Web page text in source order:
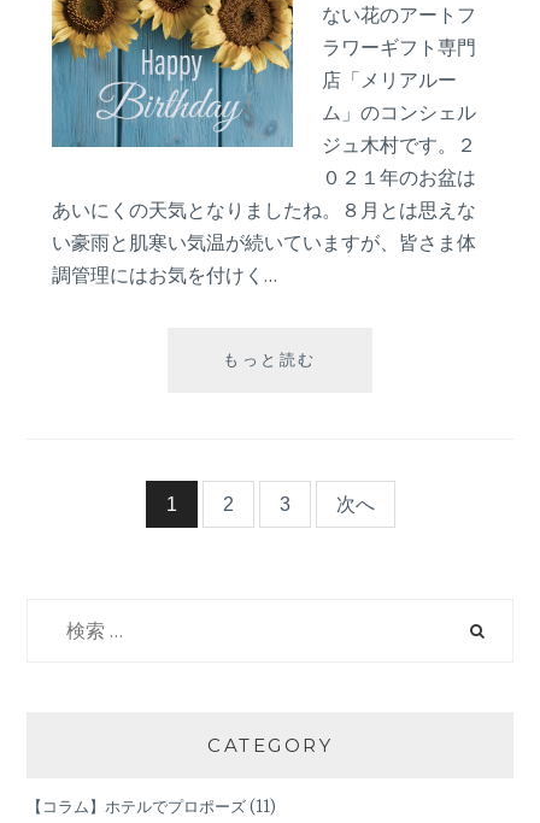
人！？
ない花のアートフ
ラワーギフト専門
店「メリアルー
ム」のコンシェル
ジュ木村です。２
０２１年のお盆は
あいにくの天気となりましたね。８月とは思えな
い豪雨と肌寒い気温が続いていますが、皆さま体
調管理にはお気を付けく…
もっと読む
識】
な
ー
1 2 3 次へ
CATEGORY
【コラム】ホテルでプロポーズ(11)